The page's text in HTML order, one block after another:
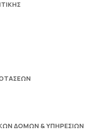
ΔΟΜΏΝ & ΥΠΗΡΕΣΙΏΝ